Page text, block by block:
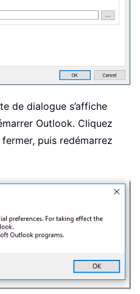
de dialogue s’affiche
Outlook. Cliquez
puis redémarrez